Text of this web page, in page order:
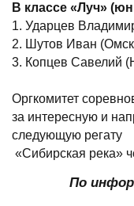
В классе «Луч»
1. Ударцев
2. Шутов Иван
3. Копцев Савелий
Оргкомитет
за интересную и
следующую регату
«Сибирская река»
По